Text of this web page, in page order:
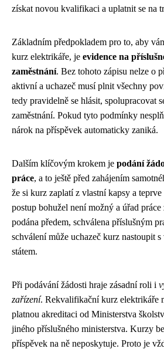
získat novou kvalifikaci a uplatnit se na
Základním předpokladem pro to, aby
kurz elektrikáře, je evidence na
zaměstnání. Bez tohoto zápisu nelze o
aktivní a uchazeč musí plnit všechny
tedy pravidelně se hlásit, spolupracovat
zaměstnání. Pokud tyto podmínky
nárok na příspěvek automaticky zaniká.
Dalším klíčovým krokem je podání
práce, a to ještě před zahájením
že si kurz zaplatí z vlastní kapsy a
postup bohužel není možný a úřad
podána předem, schválena příslušným
schválení může uchazeč kurz nastoupit
státem.
Při podávání žádosti hraje zásadní roli i
zařízení. Rekvalifikační kurz elektrikáře
platnou akreditaci od Ministerstva
jiného příslušného ministerstva. Kurzy
příspěvek na ně neposkytuje. Proto je